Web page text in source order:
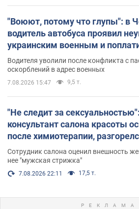
"Воюют, потому что глупы": в
водитель автобуса проявил
украинским военным и
Водителя уволили после конфликта с
оскорблений в адрес военных
7.08.2026 15:47 9,5 т.
"Не следит за
консультант салона красоты
после химиотерапии,
Сотрудник салона оценил внешность
нее "мужская стрижка"
7.08.2026 22:11 17,5 т.